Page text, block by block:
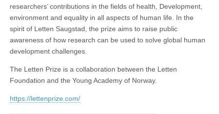
researchers’ contributions in the fields of health, Development,
environment and equality in all aspects of human life. In the
spirit of Letten Saugstad, the prize aims to raise public
awareness of how research can be used to solve global human
development challenges.
The Letten Prize is a collaboration between the Letten
Foundation and the Young Academy of Norway.
https://lettenprize.com/